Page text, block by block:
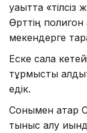
уақытта
Өрттің
мекендерге
Еске сала
тұрмыстық
едік.
Сонымен қатар
тыныс алу